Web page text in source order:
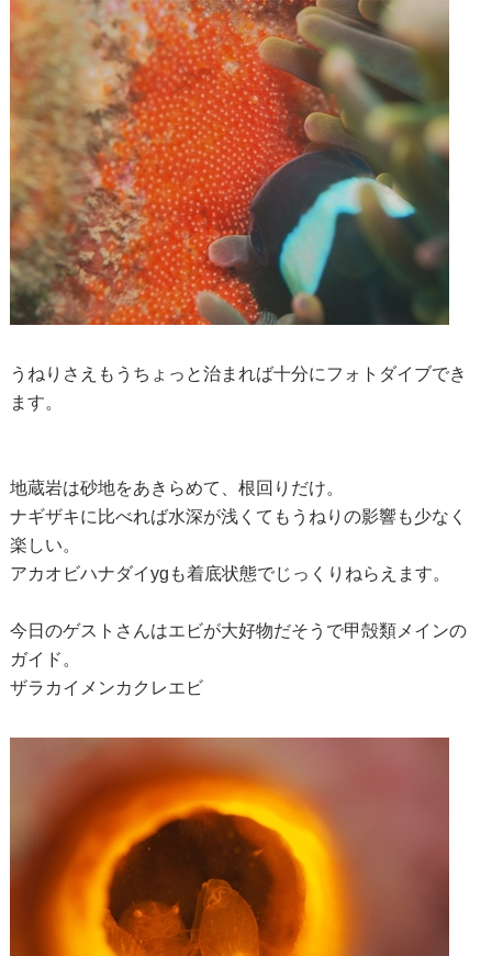
うねりさえもうちょっと治まれば十分にフォトダイブでき
ます。
地蔵岩は砂地をあきらめて、根回りだけ。
ナギザキに比べれば水深が浅くてもうねりの影響も少なく
楽しい。
アカオビハナダイygも着底状態でじっくりねらえます。
今日のゲストさんはエビが大好物だそうで甲殻類メインの
ガイド。
ザラカイメンカクレエビ